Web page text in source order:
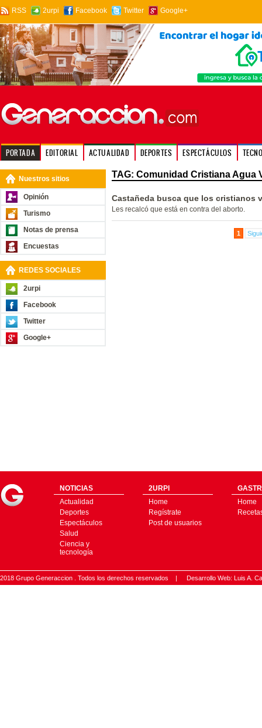
RSS 2urpi Facebook Twitter Google+
PORTADA EDITORIAL ACTUALIDAD DEPORTES ESPECTÁCULOS
Nuestros sitios
Opinión
Turismo
Notas de prensa
Encuestas
REDES SOCIALES
2urpi
Facebook
Twitter
Google+
TAG: Comunidad Cristiana Agua
Castañeda busca que los cristianos
Les recalcó que está en contra del aborto.
1
NOTICIAS
Actualidad
Deportes
Espectáculos
Salud
Ciencia y
tecnología
2URPI
Home
Regístrate
Post de usuarios
Home
2018 Grupo Generaccion . Todos los derechos reservados | Desarrollo Web: Luis